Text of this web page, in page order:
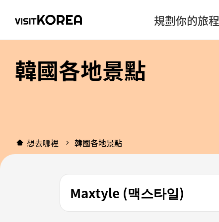
規劃你的旅程
韓國各地景點
想去哪裡 韓國各地景點
Maxtyle (맥스타일)